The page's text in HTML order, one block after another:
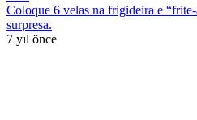
Coloque 6 velas na frigideira e
surpresa.
7 yıl önce